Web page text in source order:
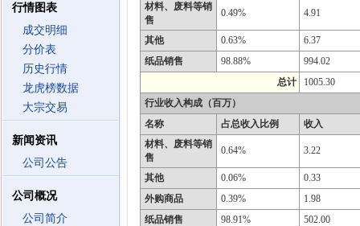
行情图表
成交明细
分价表
历史行情
龙虎榜数据
大宗交易
新闻资讯
公司公告
公司概况
公司简介
材料、废料等销
售
0.49% 4.91
其他 0.63%
6.37
纸品销售
98.88%
994.02
总计
1005.30
行业收入构成（百万）
名称
占总收入比例
收入
材料、废料等销
售
0.64% 3.22
其他 0.06%
0.33
外购商品
0.39%
1.98
纸品销售
98.91%
502.00